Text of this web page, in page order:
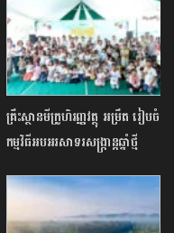
គ្រឹះស្ថានមីក្រូហិរញ្ញវត្ថុ អម្រឹត រៀបចំ
កម្មវិធីអបអរសាទរសង្រ្កាន្តឆ្នាំថ្មី